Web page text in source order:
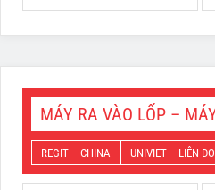
MÁY RA VÀO LỐP –
REGIT – CHINA UNIVIET – LIÊN